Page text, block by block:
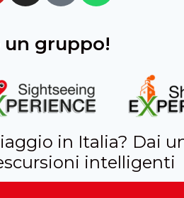
un gruppo!
in Italia? Dai
intelligenti